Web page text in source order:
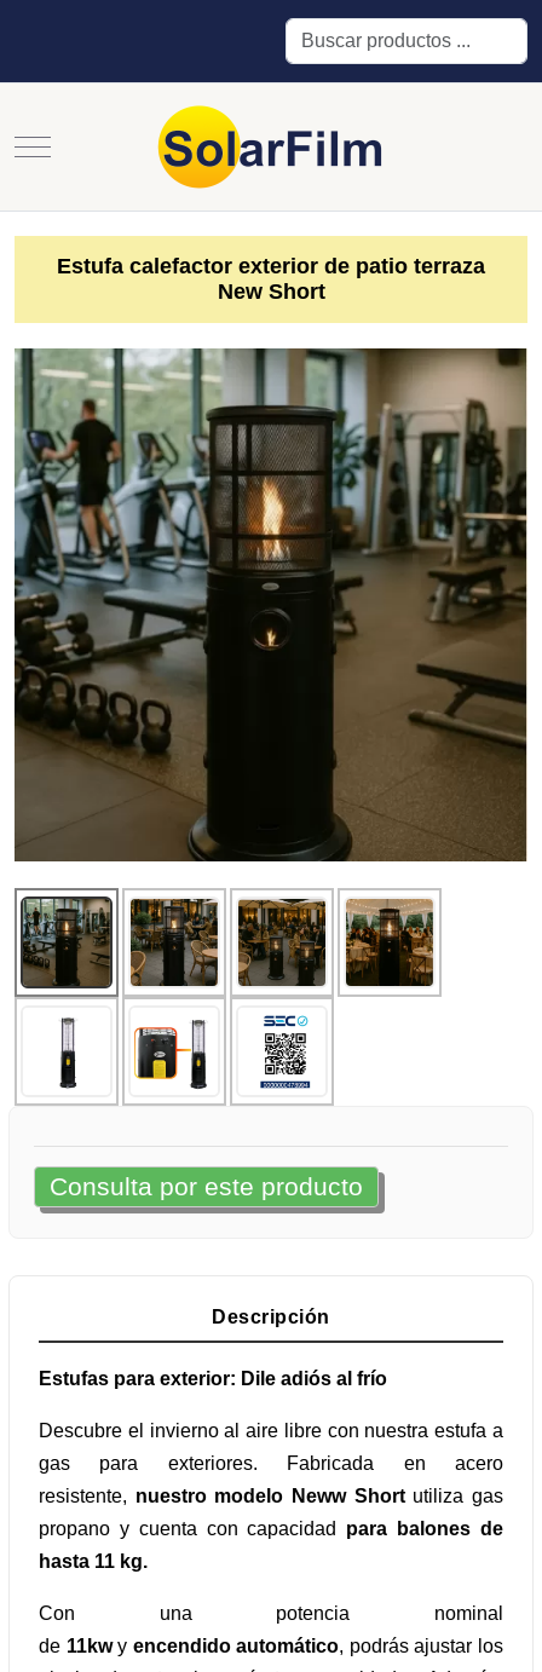
Buscar
Mobile Menu Toggle
Estufa calefactor exterior de patio terraza
New Short
Consulta por este producto
Descripción
Estufas para exterior: Dile adiós al frío
Descubre el invierno al aire libre con nuestra estufa a
gas para exteriores. Fabricada en acero
resistente, nuestro modelo Neww Shortutiliza gas
propano y cuenta con capacidad para balones de
hasta 11 kg.
Con una potencia nominal
de 11kwy encendido automático, podrás ajustar los